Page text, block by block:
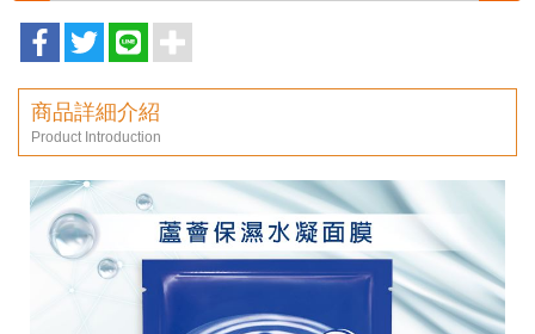
商品詳細介紹
Product Introduction